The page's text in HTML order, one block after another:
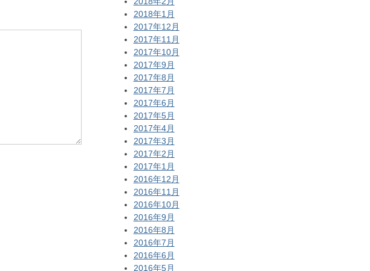
2018年1月
2017年12月
2017年11月
2017年10月
2017年9月
2017年8月
2017年7月
2017年6月
2017年5月
2017年4月
2017年3月
2017年2月
2017年1月
2016年12月
2016年11月
2016年10月
2016年9月
2016年8月
2016年7月
2016年6月
2016年5月